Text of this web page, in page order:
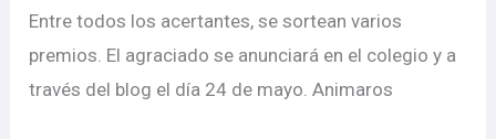
Entre todos los acertantes, se sortean varios
premios. El agraciado se anunciará en el colegio y a
través del blog el día 24 de mayo. Animaros